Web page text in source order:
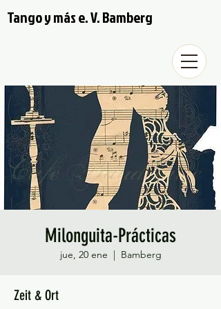
Tango y más e. V. Bamberg
Milonguita-Prácticas
jue, 20 ene
  |
Bamberg
Zeit & Ort